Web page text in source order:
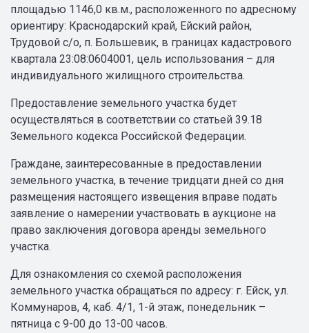
площадью 1146,0 кв.м., расположенного по адресному
ориентиру: Краснодарский край, Ейский район,
Трудовой с/о, п. Большевик, в границах кадастрового
квартала 23:08:0604001, цель использования – для
индивидуального жилищного строительства.
Предоставление земельного участка будет
осуществляться в соответствии со статьей 39.18
Земельного кодекса Российской Федерации.
Граждане, заинтересованные в предоставлении
земельного участка, в течение тридцати дней со дня
размещения настоящего извещения вправе подать
заявление о намерении участвовать в аукционе на
право заключения договора аренды земельного
участка.
Для ознакомления со схемой расположения
земельного участка обращаться по адресу: г. Ейск, ул.
Коммунаров, 4, каб. 4/1, 1-й этаж, понедельник –
пятница с 9-00 до 13-00 часов.